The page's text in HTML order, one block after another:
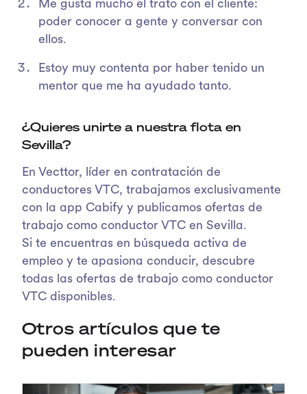
Me gusta mucho el trato con el cliente:
poder conocer a gente y conversar con
ellos.
Estoy muy contenta por haber tenido un
mentor que me ha ayudado tanto.
¿Quieres unirte a nuestra flota en
Sevilla?
En Vecttor, líder en contratación de
conductores VTC, trabajamos exclusivamente
con la app Cabify y publicamos ofertas de
trabajo como conductor VTC en Sevilla.
Si te encuentras en búsqueda activa de
empleo y te apasiona conducir, descubre
todas las ofertas de trabajo como conductor
VTC disponibles.
Otros artículos que te
pueden interesar